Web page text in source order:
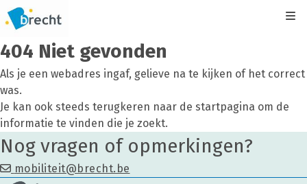
404 Niet gevonden
Als je een webadres ingaf, gelieve na te kijken of het correct
was.
Je kan ook steeds terugkeren naar de startpagina om de
informatie te vinden die je zoekt.
Nog vragen of opmerkingen?
mobiliteit@brecht.be